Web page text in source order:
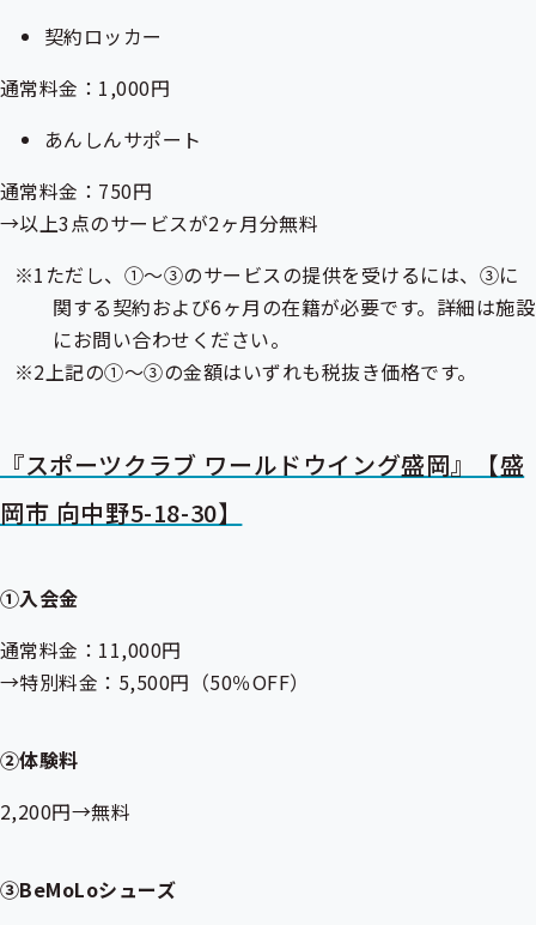
契約ロッカー
通常料金：1,000円
あんしんサポート
通常料金：750円
→以上3点のサービスが2ヶ月分無料
ただし、①～③のサービスの提供を受けるには、③に
関する契約および6ヶ月の在籍が必要です。詳細は施設
にお問い合わせください。
上記の①～③の金額はいずれも税抜き価格です。
『スポーツクラブ ワールドウイング盛岡』【盛
岡市 向中野5-18-30】
①入会金
通常料金：11,000円
→特別料金：5,500円（50％OFF）
②体験料
2,200円→無料
③BeMoLoシューズ